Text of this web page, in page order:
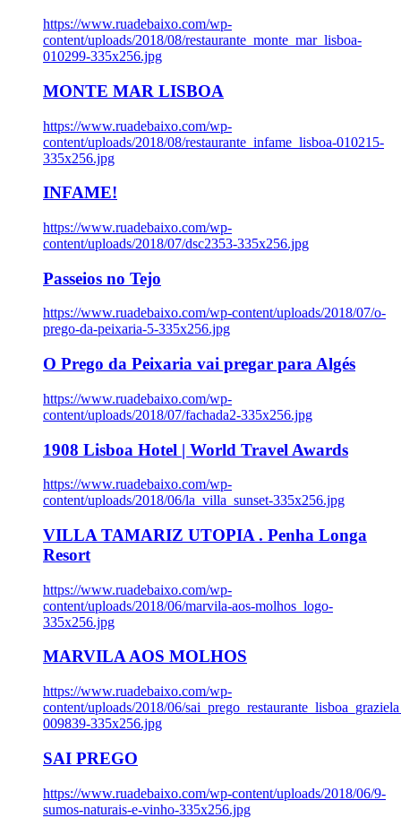
https://www.ruadebaixo.com/wp-
content/uploads/2018/08/restaurante_monte_mar_lisboa-
010299-335x256.jpg
MONTE MAR LISBOA
https://www.ruadebaixo.com/wp-
content/uploads/2018/08/restaurante_infame_lisboa-010215-
335x256.jpg
INFAME!
https://www.ruadebaixo.com/wp-
content/uploads/2018/07/dsc2353-335x256.jpg
Passeios no Tejo
https://www.ruadebaixo.com/wp-content/uploads/2018/07/o-
prego-da-peixaria-5-335x256.jpg
O Prego da Peixaria vai pregar para Algés
https://www.ruadebaixo.com/wp-
content/uploads/2018/07/fachada2-335x256.jpg
1908 Lisboa Hotel | World Travel Awards
https://www.ruadebaixo.com/wp-
content/uploads/2018/06/la_villa_sunset-335x256.jpg
VILLA TAMARIZ UTOPIA . Penha Longa
Resort
https://www.ruadebaixo.com/wp-
content/uploads/2018/06/marvila-aos-molhos_logo-
335x256.jpg
MARVILA AOS MOLHOS
https://www.ruadebaixo.com/wp-
content/uploads/2018/06/
009839-335x256.jpg
SAI PREGO
https://www.ruadebaixo.com/wp-content/uploads/2018/06/9-
sumos-naturais-e-vinho-335x256.jpg